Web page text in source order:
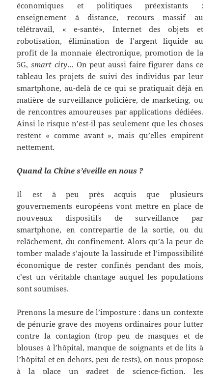
économiques et politiques préexistants :
enseignement à distance, recours massif au
télétravail, « e-santé», Internet des objets et
robotisation, élimination de l’argent liquide au
profit de la monnaie électronique, promotion de la
5G,smart city… On peut aussi faire figurer dans ce
tableau les projets de suivi des individus par leur
smartphone, au-delà de ce qui se pratiquait déjà en
matière de surveillance policière, de marketing, ou
de rencontres amoureuses par applications dédiées.
Ainsi le risque n’est-il pas seulement que les choses
restent « comme avant », mais qu’elles empirent
nettement.
Quand la Chine s’éveille en nous ?
Il est à peu près acquis que plusieurs
gouvernements européens vont mettre en place de
nouveaux dispositifs de surveillance par
smartphone, en contrepartie de la sortie, ou du
relâchement, du confinement. Alors qu’à la peur de
tomber malade s’ajoute la lassitude et l’impossibilité
économique de rester confinés pendant des mois,
c’est un véritable chantage auquel les populations
sont soumises.
Prenons la mesure de l’imposture : dans un contexte
de pénurie grave des moyens ordinaires pour lutter
contre la contagion (trop peu de masques et de
blouses à l’hôpital, manque de soignants et de lits à
l’hôpital et en dehors, peu de tests), on nous propose
à la place un gadget de science-fiction, les